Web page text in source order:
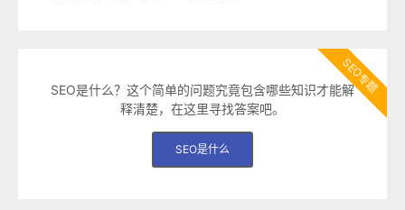
SEO是什么？这个简单的问题究竟包含哪些知识才能解
释清楚，在这里寻找答案吧。
SEO是什么
SEO专题